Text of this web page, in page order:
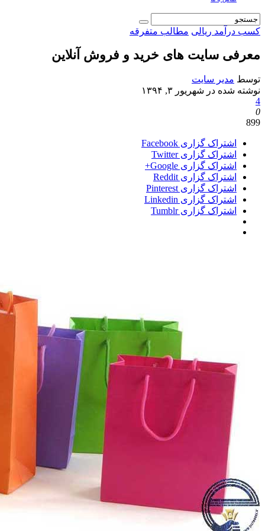
کسب درآمد ریالی مطالب متفرقه
معرفی سایت های خرید و فروش آنلاین
توسط مدیر سایت
نوشته شده در شهریور ۳, ۱۳۹۴
4
0
899
اشتراک گزاری Facebook
اشتراک گزاری Twitter
اشتراک گزاری Google+
اشتراک گزاری Reddit
اشتراک گزاری Pinterest
اشتراک گزاری Linkedin
اشتراک گزاری Tumblr